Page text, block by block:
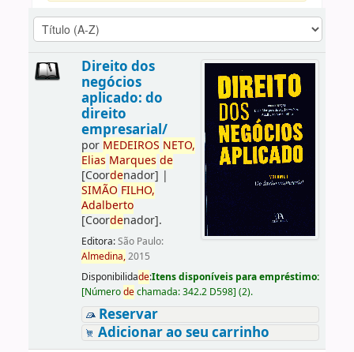
Direito dos
negócios
aplicado: do
direito
empresarial/
por MEDEIROS NETO,
Elias Marques de
[Coordenador] |
SIMÃO FILHO,
Adalberto
[Coordenador].
Editora:São Paulo:
Almedina,2015
Disponibilidade:Itens disponíveis para empréstimo:
[Númerodechamada:342.2 D598] (2).
Reservar
Adicionar ao seu carrinho